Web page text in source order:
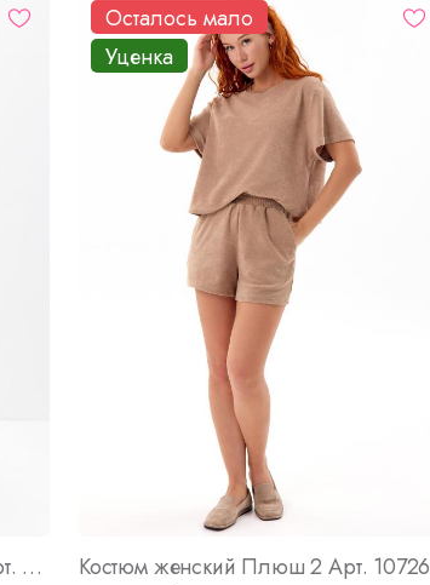
Халат женский Мармелад А 2 Арт. 10120
Осталось мало
Уценка
Костюм женский Плюш 2 Арт. 10726